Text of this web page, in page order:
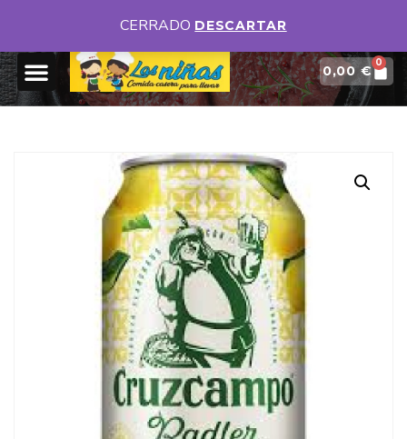
DISPONEMOS DE DIFERENTES MENÚS DIARIOS
0,00 €
0
CERRADO DESCARTAR